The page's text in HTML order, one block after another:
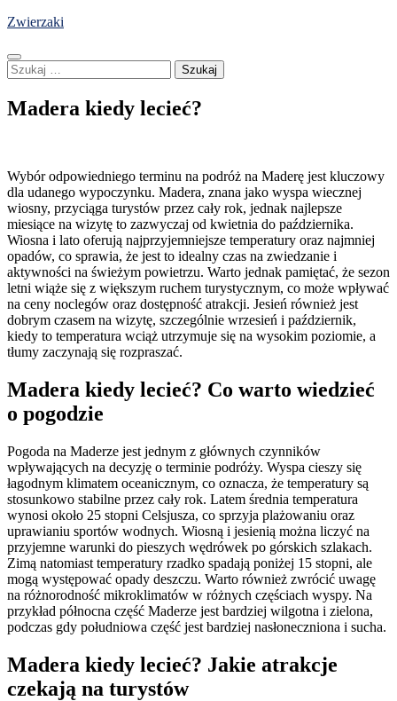
Skip
content
Zwierzaki
Szukaj:
Madera kiedy lecieć?
Wybór odpowiedniego terminu na podróż na Maderę jest kluczowy
dla udanego wypoczynku. Madera, znana jako wyspa wiecznej
wiosny, przyciąga turystów przez cały rok, jednak najlepsze
miesiące na wizytę to zazwyczaj od kwietnia do października.
Wiosna i lato oferują najprzyjemniejsze temperatury oraz najmniej
opadów, co sprawia, że jest to idealny czas na zwiedzanie i
aktywności na świeżym powietrzu. Warto jednak pamiętać, że sezon
letni wiąże się z większym ruchem turystycznym, co może wpływać
na ceny noclegów oraz dostępność atrakcji. Jesień również jest
dobrym czasem na wizytę, szczególnie wrzesień i październik,
kiedy to temperatura wciąż utrzymuje się na wysokim poziomie, a
tłumy zaczynają się rozpraszać.
Madera kiedy lecieć? Co warto wiedzieć
o pogodzie
Pogoda na Maderze jest jednym z głównych czynników
wpływających na decyzję o terminie podróży. Wyspa cieszy się
łagodnym klimatem oceanicznym, co oznacza, że temperatury są
stosunkowo stabilne przez cały rok. Latem średnia temperatura
wynosi około 25 stopni Celsjusza, co sprzyja plażowaniu oraz
uprawianiu sportów wodnych. Wiosną i jesienią można liczyć na
przyjemne warunki do pieszych wędrówek po górskich szlakach.
Zimą natomiast temperatury rzadko spadają poniżej 15 stopni, ale
mogą występować opady deszczu. Warto również zwrócić uwagę
na różnorodność mikroklimatów w różnych częściach wyspy. Na
przykład północna część Maderze jest bardziej wilgotna i zielona,
podczas gdy południowa część jest bardziej nasłoneczniona i sucha.
Madera kiedy lecieć? Jakie atrakcje
czekają na turystów